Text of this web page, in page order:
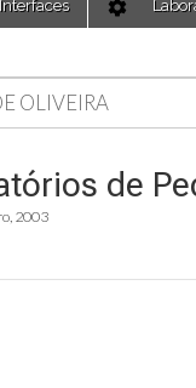
Interfaces
OLIVEIRA
de
2003